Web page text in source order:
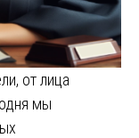
от лица
мы